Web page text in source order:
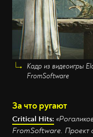
Кадр из видеоигры
FromSoftware
За что ругают
Critical Hits:
FromSoftware. Проект